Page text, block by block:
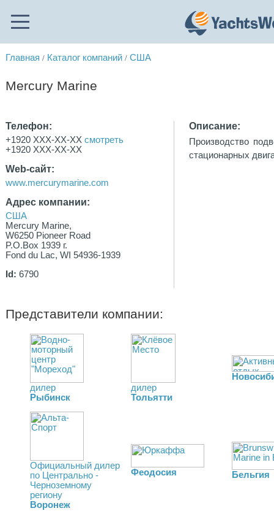
Главная / Каталог компаний / США
Mercury Marine
Телефон:
+1920 XXX-XX-XX
+1920 XXX-XX-XX
смотреть
Web-сайт:
www.mercurymarine.com
Адрес компании:
США
Mercury Marine,
W6250 Pioneer Road
P.O.Box 1939 г.
Fond du Lac, WI 54936-1939
Id:6790
Описание:
Производство
стационарных
Представители компании:
дилер
Рыбинск
дилер
Тольятти
Официальный дилер
по Центрально -
Черноземному
региону
Воронеж
Феодосия Бельгия